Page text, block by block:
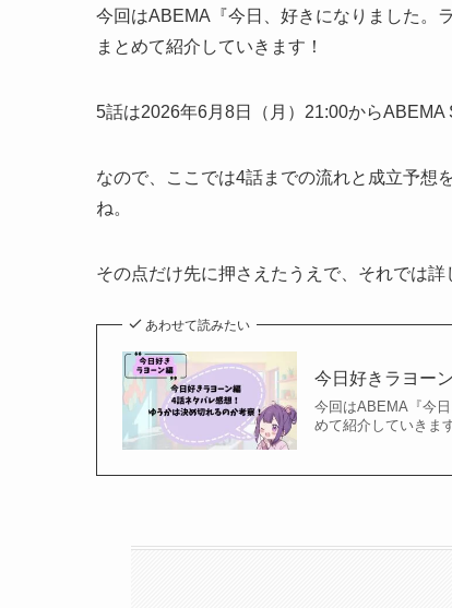
今回はABEMA『今日、好きになりました。
まとめて紹介していきます！
5話は2026年6月8日（月）21:00からABEMA
なので、ここでは4話までの流れと成立予想
ね。
その点だけ先に押さえたうえで、それでは詳
あわせて読みたい
今日好きラヨー
今回はABEMA『今
めて紹介していきま